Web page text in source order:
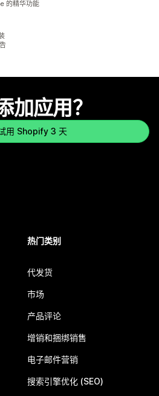
的精华功能
加应用？
用 Shopify 3 天
热门类别
代发货
市场
产品评论
增销和捆绑销售
电子邮件营销
搜索引擎优化 (SEO)